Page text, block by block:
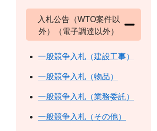
入札公告（WTO案件以
外）（電子調達以外）
一般競争入札（建設工事）
一般競争入札（物品）
一般競争入札（業務委託）
一般競争入札（その他）